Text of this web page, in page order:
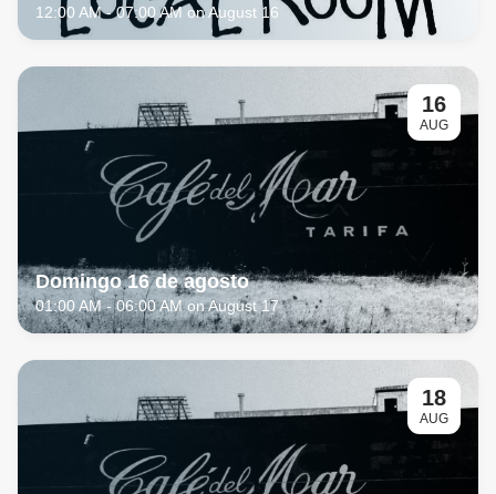
12:00 AM- 07:00 AM on August 16
16
AUG
Domingo 16 de agosto
01:00 AM- 06:00 AM on August 17
18
AUG